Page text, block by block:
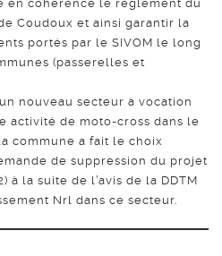
en cohérence le règlement du
Coudoux et ainsi garantir la
portés par le SIVOM le long
(passerelles et
nouveau secteur à vocation
activité de moto-cross dans le
commune a fait le choix
de suppression du projet
à la suite de l’avis de la DDTM
Nrl dans ce secteur.